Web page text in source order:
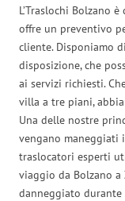
L’Traslochi Bolzano
offre un preventivo
cliente. Disponiamo
disposizione, che
ai servizi richiesti.
villa a tre piani,
Una delle nostre
vengano maneggiati
traslocatori esperti
viaggio da Bolzano a
danneggiato